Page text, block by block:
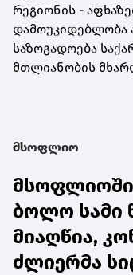
რეგიონის -
დამოუკიდებლობა
საზოგადოება
მთლიანობის
მსოფლიო
მსოფლიოში
ბოლო სამი
მიაღწია,
ძლიერმა